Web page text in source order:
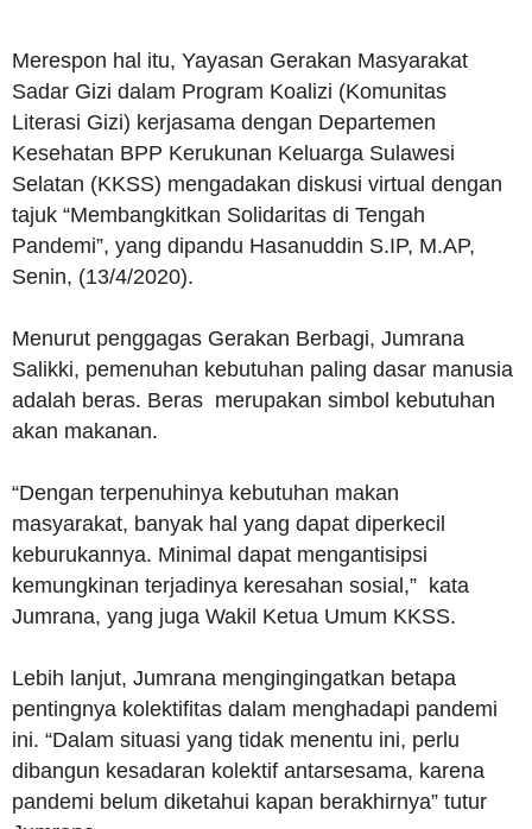
Merespon hal itu, Yayasan Gerakan Masyarakat
Sadar Gizi dalam Program Koalizi (Komunitas
Literasi Gizi) kerjasama dengan Departemen
Kesehatan BPP Kerukunan Keluarga Sulawesi
Selatan (KKSS) mengadakan diskusi virtual dengan
tajuk “Membangkitkan Solidaritas di Tengah
Pandemi”, yang dipandu Hasanuddin S.IP, M.AP,
Senin, (13/4/2020).
Menurut penggagas Gerakan Berbagi, Jumrana
Salikki, pemenuhan kebutuhan paling dasar manusia
adalah beras. Beras merupakan simbol kebutuhan
akan makanan.
“Dengan terpenuhinya kebutuhan makan
masyarakat, banyak hal yang dapat diperkecil
keburukannya. Minimal dapat mengantisipsi
kemungkinan terjadinya keresahan sosial,” kata
Jumrana, yang juga Wakil Ketua Umum KKSS.
Lebih lanjut, Jumrana mengingingatkan betapa
pentingnya kolektifitas dalam menghadapi pandemi
ini. “Dalam situasi yang tidak menentu ini, perlu
dibangun kesadaran kolektif antarsesama, karena
pandemi belum diketahui kapan berakhirnya” tutur